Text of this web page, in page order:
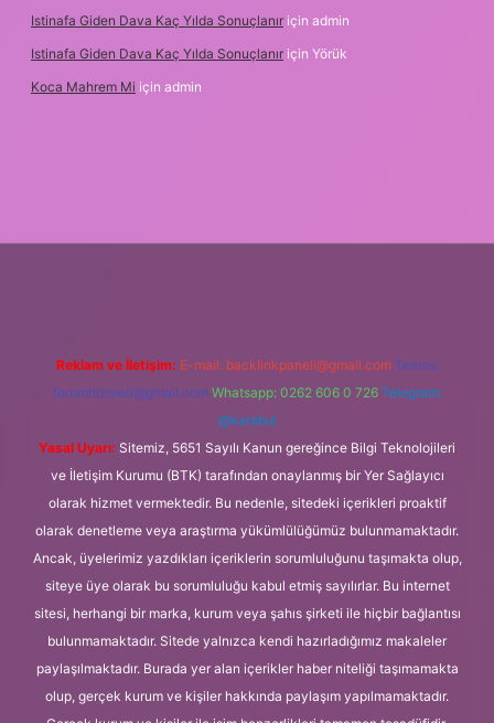
Istinafa Giden Dava Kaç Yılda Sonuçlanır için admin
Istinafa Giden Dava Kaç Yılda Sonuçlanır için Yörük
Koca Mahrem Mi için admin
Reklam ve İletişim: E-mail: backlinkpaneli@gmail.com Teams:
forumhizmeti@gmail.com Whatsapp: 0262 606 0 726 Telegram:
@karabul
Yasal Uyarı: Sitemiz, 5651 Sayılı Kanun gereğince Bilgi Teknolojileri
ve İletişim Kurumu (BTK) tarafından onaylanmış bir Yer Sağlayıcı
olarak hizmet vermektedir. Bu nedenle, sitedeki içerikleri proaktif
olarak denetleme veya araştırma yükümlülüğümüz bulunmamaktadır.
Ancak, üyelerimiz yazdıkları içeriklerin sorumluluğunu taşımakta olup,
siteye üye olarak bu sorumluluğu kabul etmiş sayılırlar. Bu internet
sitesi, herhangi bir marka, kurum veya şahıs şirketi ile hiçbir bağlantısı
bulunmamaktadır. Sitede yalnızca kendi hazırladığımız makaleler
paylaşılmaktadır. Burada yer alan içerikler haber niteliği taşımamakta
olup, gerçek kurum ve kişiler hakkında paylaşım yapılmamaktadır.